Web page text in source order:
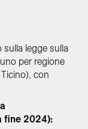
sulla legge sulla
per regione
con
fine 2024):